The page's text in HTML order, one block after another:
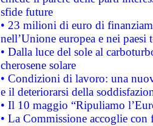
sfide future
• 23 milioni di euro di
nell’Unione europea e nei paesi
• Dalla luce del sole al
cherosene solare
• Condizioni di lavoro: una
e il deteriorarsi della
• Il 10 maggio “Ripuliamo
• La Commissione accoglie